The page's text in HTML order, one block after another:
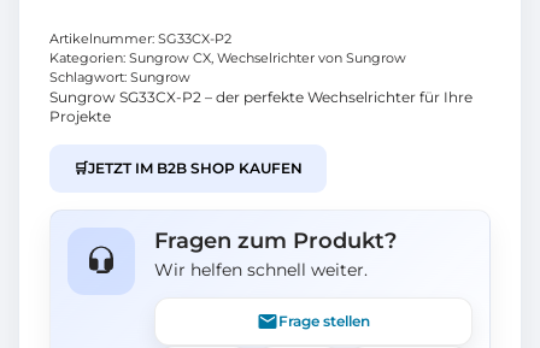
Artikelnummer: SG33CX-P2
Kategorien: Sungrow CX, Wechselrichter von Sungrow
Schlagwort: Sungrow
Sungrow SG33CX-P2 – der perfekte Wechselrichter für Ihre
Projekte
🛒JETZT IM B2B SHOP KAUFEN
Fragen zum Produkt?
Wir helfen schnell weiter.
Frage stellen